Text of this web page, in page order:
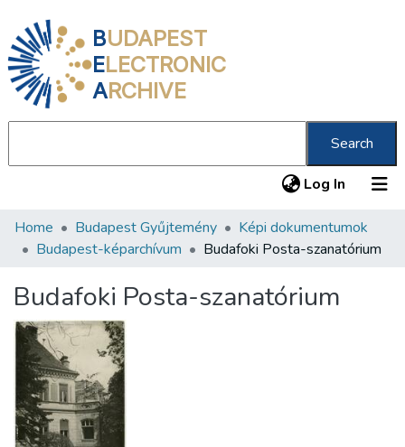
BUDAPEST
ELECTRONIC
ARCHIVE
Search
Log In (current)
Communities & Collections
Statistics
About us
Home Budapest Gyűjtemény
Képi dokumentumok
Budapest-képarchívum
Budafoki Posta-szanatórium
Budafoki Posta-szanatórium